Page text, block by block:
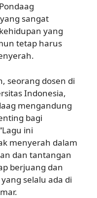
sangat
yang
tetap harus
seorang dosen di
Indonesia,
mengandung
bagi
ini
menyerah dalam
dan tantangan
berjuang dan
selalu ada di